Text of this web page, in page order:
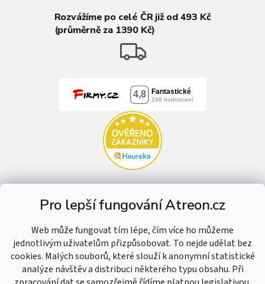
Pro lepší fungování Atreon.cz
Web může fungovat tím lépe, čím více ho můžeme
jednotlivým uživatelům přizpůsobovat. To nejde udělat bez
cookies. Malých souborů, které slouží k anonymní statistické
analýze návštěv a distribuci některého typu obsahu. Při
Rozvážíme po celé ČR již od 493 Kč
(průměrně za 1390 Kč)